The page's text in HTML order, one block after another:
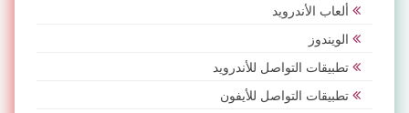
ألعاب الأندرويد
الويندوز
تطبيقات التواصل للأندرويد
تطبيقات التواصل للأيفون